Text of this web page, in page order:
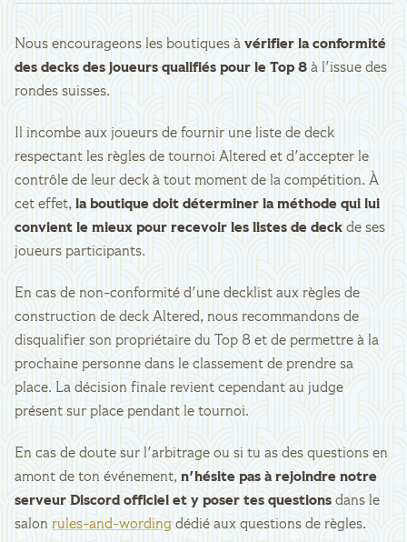
Nous encourageons les boutiques à vérifier la conformité
des decks des joueurs qualifiés pour le Top 8 à l'issue des
rondes suisses.
Il incombe aux joueurs de fournir une liste de deck
respectant les règles de tournoi Altered et d'accepter le
contrôle de leur deck à tout moment de la compétition. À
cet effet, la boutique doit déterminer la méthode qui lui
convient le mieux pour recevoir les listes de deckde ses
joueurs participants.
En cas de non-conformité d'une decklist aux règles de
construction de deck Altered, nous recommandons de
disqualifier son propriétaire du Top 8 et de permettre à la
prochaine personne dans le classement de prendre sa
place. La décision finale revient cependant au judge
présent sur place pendant le tournoi.
En cas de doute sur l'arbitrage ou si tu as des questions en
amont de ton événement,n'hésite pas à rejoindre notre
serveur Discord officiel et y poser tes questionsdans le
salonrules-and-wordingdédié aux questions de règles.